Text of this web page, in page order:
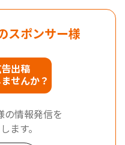
スポンサー様
出稿
ませんか？
の情報発信を
ます。